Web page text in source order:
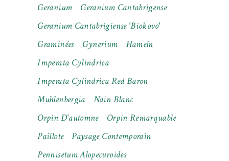
Geranium
Geranium Cantabrigense
Geranium Cantabrigiense 'Biokovo'
Graminées
Gynerium
Hameln
Imperata Cylindrica
Imperata Cylindrica Red Baron
Muhlenbergia
Nain Blanc
Orpin D'automne
Orpin Remarquable
Paillote
Paysage Contemporain
Pennisetum Alopecuroides